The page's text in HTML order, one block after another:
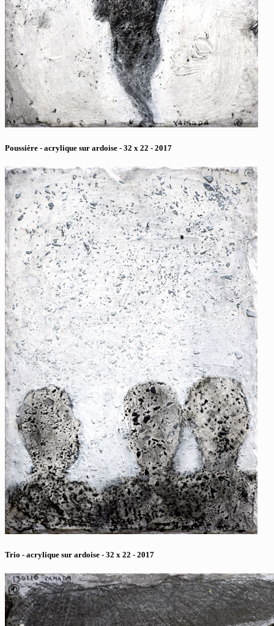
Poussière - acrylique sur ardoise - 32 x 22 - 2017
Trio - acrylique sur ardoise - 32 x 22 - 2017